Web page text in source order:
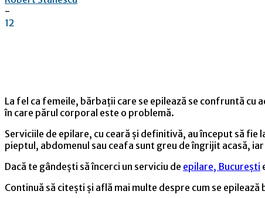
-
12
La fel ca femeile, bărbații care se epilează se confruntă
în care părul corporal este o problemă.
Serviciile de epilare, cu ceară și definitivă, au început să
pieptul, abdomenul sau ceafa sunt greu de îngrijit acasă,
Dacă te gândești să încerci un serviciu de epilare, București
Continuă să citești și află mai multe despre cum se epilează